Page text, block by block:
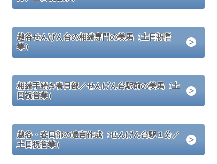
越谷せんげん台の相続専門の美馬（土日祝営
業）
相続手続き春日部／せんげん台駅前の美馬（土
日祝営業）
越谷・春日部の遺言作成（せんげん台駅１分／
土日祝営業）